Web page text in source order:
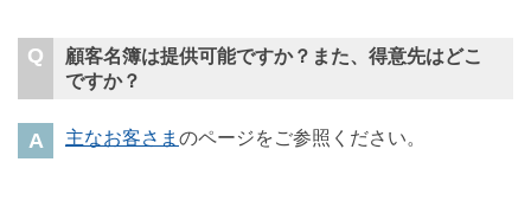
顧客名簿は提供可能ですか？また、得意先はどこ
ですか？
主なお客さま のページをご参照ください。